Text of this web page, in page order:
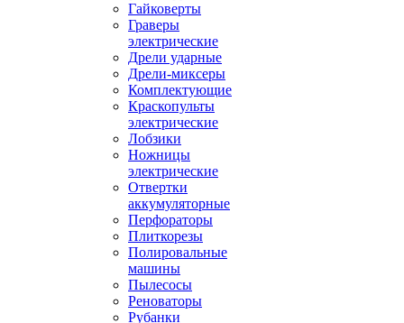
Гайковерты
Граверы
электрические
Дрели ударные
Дрели-миксеры
Комплектующие
Краскопульты
электрические
Лобзики
Ножницы
электрические
Отвертки
аккумуляторные
Перфораторы
Плиткорезы
Полировальные
машины
Пылесосы
Реноваторы
Рубанки